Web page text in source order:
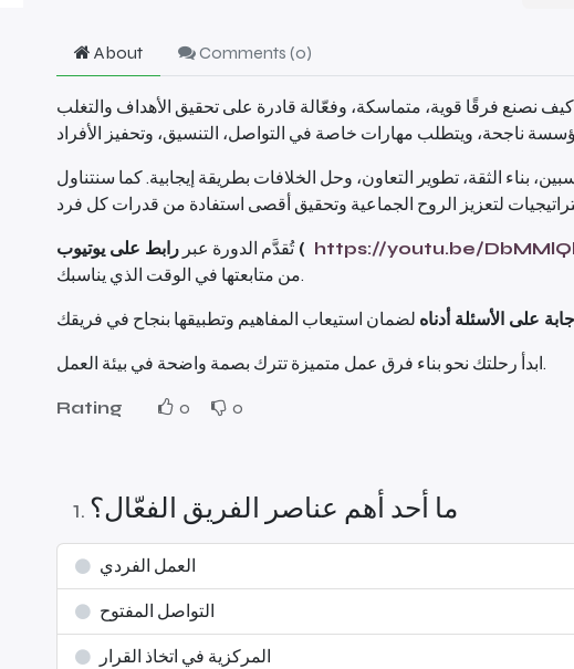
About Comments (0)
نصنع فرقًا قوية، متماسكة، وفعّالة قادرة على تحقيق الأهداف والتغلب
بناء الثقة، تطوير التعاون، وحل الخلافات بطريقة إيجابية. كما سنتناول
تُقدَّم الدورة عبررابط على يوتيوب ( https://youtu.be/
من متابعتها في الوقت الذي يناسبك.
على الأسئلة أدناه
ابدأ رحلتك نحو بناء فرق عمل متميزة تترك بصمة واضحة في بيئة العمل.
Rating 0 0
1. ما أحد أهم عناصر الفريق الفعّال؟
العمل الفردي
التواصل المفتوح
المركزية في اتخاذ القرار